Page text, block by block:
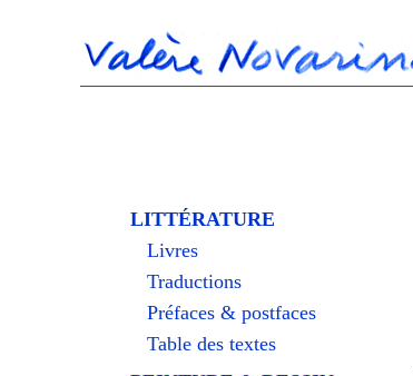
LITTÉRATURE
Livres
Traductions
Préfaces & postfaces
Table des textes